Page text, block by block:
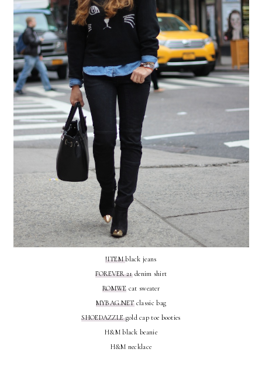
!ITEMblack jeans
FOREVER 21denim shirt
ROMWE cat sweater
MYBAG.NETclassic bag
SHOEDAZZLEgold cap toe booties
H&M black beanie
H&M necklace